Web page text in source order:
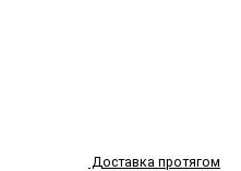
Доставка протягом